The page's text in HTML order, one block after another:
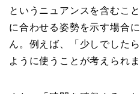
というニュアンスを含むこ
に合わせる姿勢を示す場合
ん。例えば、「少しでした
ように使うことが考えられま